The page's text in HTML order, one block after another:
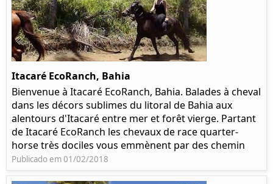
Itacaré EcoRanch, Bahia
Bienvenue à Itacaré EcoRanch, Bahia. Balades à cheval
dans les décors sublimes du litoral de Bahia aux
alentours d'Itacaré entre mer et forêt vierge. Partant
de Itacaré EcoRanch les chevaux de race quarter-
horse très dociles vous emmènent par des chemin
Publicado em 01/02/2018